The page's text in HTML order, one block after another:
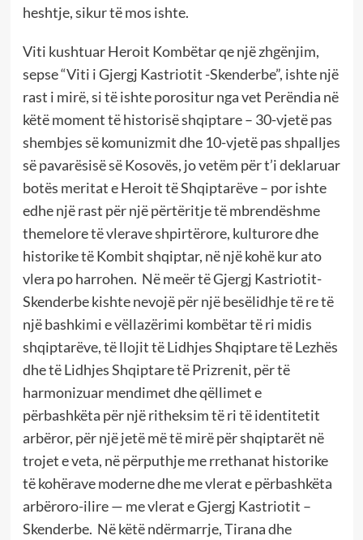
heshtje, sikur të mos ishte.
Viti kushtuar Heroit Kombëtar qe një zhgënjim,
sepse “Viti i Gjergj Kastriotit -Skenderbe”, ishte një
rast i mirë, si të ishte porositur nga vet Perëndia në
këtë moment të historisë shqiptare – 30-vjetë pas
shembjes së komunizmit dhe 10-vjetë pas shpalljes
së pavarësisë së Kosovës, jo vetëm për t’i deklaruar
botës meritat e Heroit të Shqiptarëve – por ishte
edhe një rast për një përtëritje të mbrendëshme
themelore të vlerave shpirtërore, kulturore dhe
historike të Kombit shqiptar, në një kohë kur ato
vlera po harrohen. Në meër të Gjergj Kastriotit-
Skenderbe kishte nevojë për një besëlidhje të re të
një bashkimi e vëllazërimi kombëtar të ri midis
shqiptarëve, të llojit të Lidhjes Shqiptare të Lezhës
dhe të Lidhjes Shqiptare të Prizrenit, për të
harmonizuar mendimet dhe qëllimet e
përbashkëta për një ritheksim të ri të identitetit
arbëror, për një jetë më të mirë për shqiptarët në
trojet e veta, në përputhje me rrethanat historike
të kohërave moderne dhe me vlerat e përbashkëta
arbëroro-ilire — me vlerat e Gjergj Kastriotit –
Skenderbe. Në këtë ndërmarrje, Tirana dhe